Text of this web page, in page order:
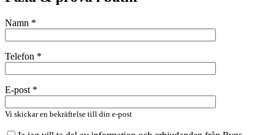
Namn *
Telefon *
E-post *
Vi skickar en bekräftelse till din e-post